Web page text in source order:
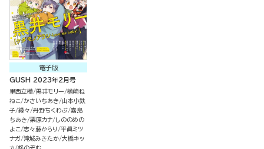
電子版
GUSH 2023年2月号
里西立樺 黒井モリー 楢崎ね
ねこ
かさいちあき
山本小鉄
子 縁々 丹野ちくわぶ 嘉島
ちあき 栗原カナ しののめの
よこ 志々藤からり
平眞ミツ
ナガ 滝城みきたか 大橋キッ